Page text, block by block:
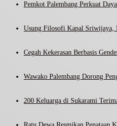
Pemkot Palembang Perkuat
Usung Filosofi Kapal
Cegah Kekerasan Berbasis
Wawako Palembang Dorong
200 Keluarga di Sukarami